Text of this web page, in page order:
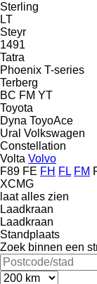
Sterling
LT
Steyr
1491
Tatra
Phoenix T-series
Terberg
BC FM YT
Toyota
Dyna ToyoAce
Ural Volkswagen
Constellation
Volta Volvo
F89 FE FH FL FM
XCMG
laat alles zien
Laadkraan
Laadkraan
Standplaats
Zoek binnen een